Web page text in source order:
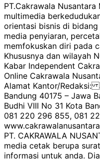
PT.Cakrawala
multimedia
orientasi bisnis di
media penyiaran,
memfokuskan diri pada
Khususnya dan wilayah
Kabar Independent
Online Cakrawala
Alamat Kantor/Redaksi:
Bandung 40175 – Jawa
Budhi VIII No 31 Kota
081 220 296 855, 081
PT. CAKRAWALA
media cetak berupa
informasi untuk anda.